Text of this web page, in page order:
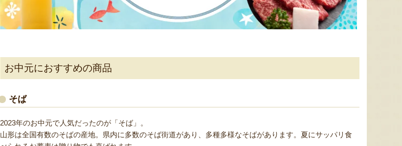
お中元におすすめの商品
そば
2023年のお中元で人気だったのが「そば」。
山形は全国有数のそばの産地。県内に多数のそば街道があり、多種多様なそばがあります。夏にサッパリ食
8月7日 09:53 [東京都]
『大友惣兵衛』
8月7日 09:41 [愛知県]
『タキグチフルーツガーデン』
8月7日 10:06 [東京都]
『東海林農園』
8月7日 09:56 [大阪府]